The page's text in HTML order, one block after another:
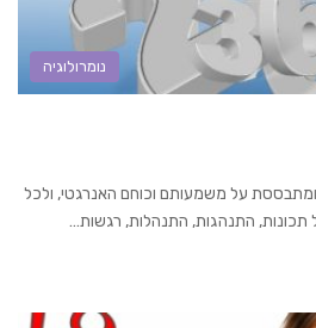
נומרולוגיה
ומתבססת על משמעותם וכוחם האנרגטי, ולכל
התנהגות, התנהלות, רגשות…